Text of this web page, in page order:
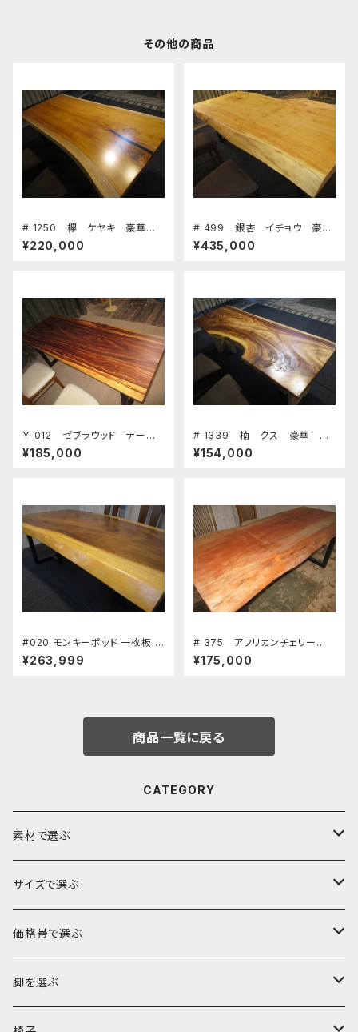
その他の商品
# 1250 欅 ケヤキ 豪華
テーブル 板 ローテーブル
ダイニングテーブル カウンタ
¥220,000
# 499 銀杏 イチョウ 豪
華 テーブル 板 ローテーブ
ル ダイニングテーブル カウ
¥435,000
Y-012 ゼブラウッド テーブ
ル 板 ローテーブル ダイニ
ングテーブル カウンター 座
¥185,000
# 1339 楠 クス 豪華 テ
ーブル 板 ローテーブル ダ
イニングテーブル カウンタ
¥154,000
#020 モンキーポッド 一枚板 ダ
イニングテーブル ワーキングデ
スク 座卓 長さ186㎝ 幅82～9
¥263,999
# 375 アフリカンチェリー
テーブル 板 ローテーブル
ダイニングテーブル カウンタ
¥175,000
商品一覧に戻る
CATEGORY
素材で選ぶ
ブビンガ
ウォールナット
モンキーポッド
サイズで選ぶ
～140cm
～160cm
価格帯で選ぶ
～10万円
脚を選ぶ